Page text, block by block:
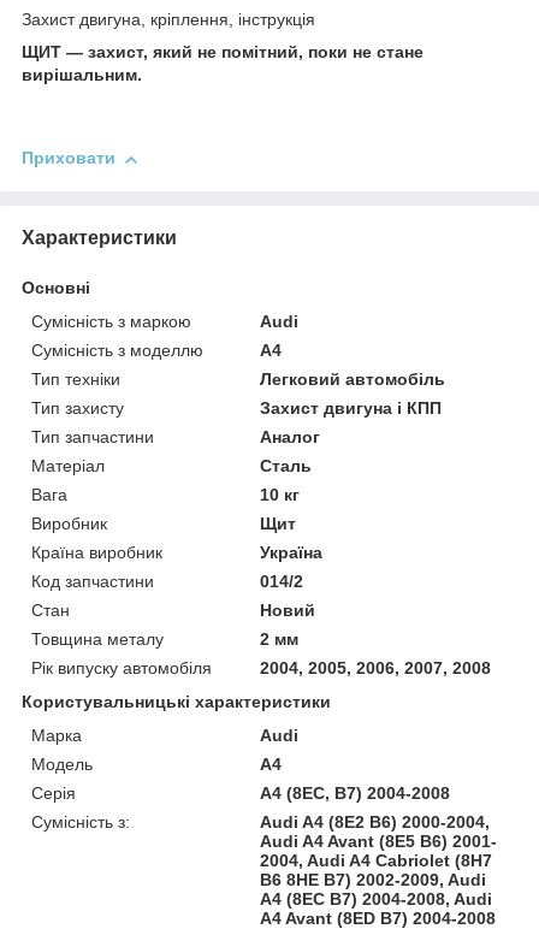
Захист двигуна, кріплення, інструкція
ЩИТ — захист, який не помітний, поки не стане
вирішальним.
Приховати
Характеристики
Основні
Сумісність з маркою
Audi
Сумісність з моделлю
A4
Тип техніки
Легковий автомобіль
Тип захисту
Захист двигуна і КПП
Тип запчастини
Аналог
Матеріал
Сталь
Вага
10 кг
Виробник
Щит
Країна виробник
Україна
Код запчастини
014/2
Стан
Новий
Товщина металу
2 мм
Рік випуску автомобіля
2004, 2005, 2006, 2007, 2008
Користувальницькі характеристики
Марка
Audi
Модель
A4
Серія
A4 (8EC, B7) 2004-2008
Сумісність з:
Audi A4 (8E2 B6) 2000-2004,
Audi A4 Avant (8E5 B6) 2001-
2004, Audi A4 Cabriolet (8H7
B6 8HE B7) 2002-2009, Audi
A4 (8EC B7) 2004-2008, Audi
A4 Avant (8ED B7) 2004-2008